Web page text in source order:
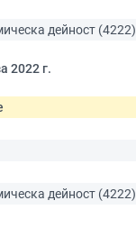
дейност (4222)
2022 г.
дейност (4222)